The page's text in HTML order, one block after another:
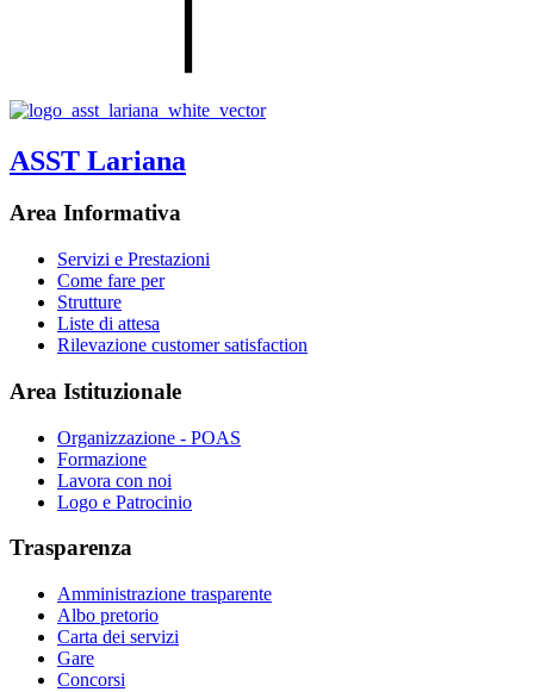
ASST Lariana
Area Informativa
Servizi e Prestazioni
Come fare per
Strutture
Liste di attesa
Rilevazione customer satisfaction
Area Istituzionale
Organizzazione - POAS
Formazione
Lavora con noi
Logo e Patrocinio
Trasparenza
Amministrazione trasparente
Albo pretorio
Carta dei servizi
Gare
Concorsi